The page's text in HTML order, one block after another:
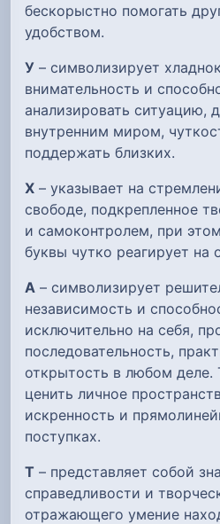
бескорыстно помогать
удобством.
У – символизирует
внимательность и
анализировать ситуацию,
внутренним миром,
поддержать близких.
Х – указывает на
свободе, подкрепленное
и самоконтролем, при
буквы чутко реагирует
А – символизирует
независимость и
исключительно на себя,
последовательность,
открытость в любом деле.
ценить личное
искренность и
поступках.
Т – представляет собой
справедливости и
отражающего умение